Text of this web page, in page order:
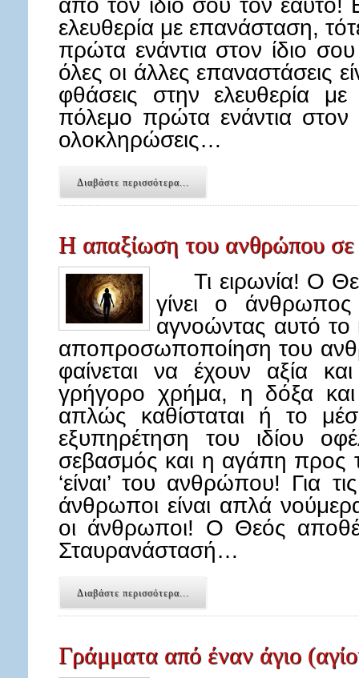
ελευθερία με επανάσταση,
πρώτα ενάντια στον ίδιο
όλες οι άλλες επαναστάσεις
φθάσεις στην ελευθερία
πόλεμο πρώτα ενάντια στον
ολοκληρώσεις…
Διαβάστε περισσότερα...
Η απαξίωση του ανθρώπου
Τι ειρωνία! Ο
γίνει ο
αγνοώντας αυτό
αποπροσωποποίηση του
φαίνεται να έχουν αξία
γρήγορο χρήμα, η δόξα
απλώς καθίσταται ή το
εξυπηρέτηση του ιδίου
σεβασμός και η αγάπη
‘είναι’ του ανθρώπου! Για
άνθρωποι είναι απλά
οι άνθρωποι! Ο Θεός
Σταυρανάστασή…
Διαβάστε περισσότερα...
Γράμματα από έναν άγιο